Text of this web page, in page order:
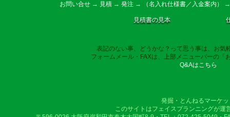
お問い合せ → 見積 → 発注 → （名入れ仕様書／入金案内）
見積書の見本
表記のない事、どうかな？って思う事は、お気
フォームメール・FAXは、上部メニューバーの「
Q&Aはこちら
発掘・とんねるマーケ
このサイトはフェイスプランニングが運